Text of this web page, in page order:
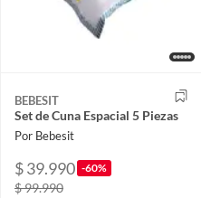
BEBESIT
Set de Cuna Espacial 5 Piezas
Por Bebesit
$ 39.990 -60%
$ 99.990